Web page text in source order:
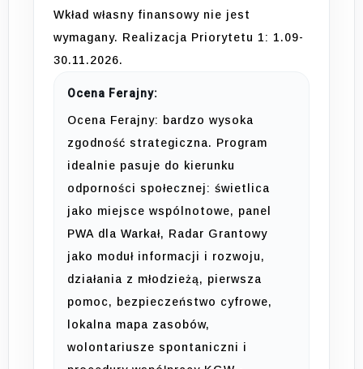
Wkład własny finansowy nie jest
wymagany. Realizacja Priorytetu 1: 1.09-
30.11.2026.
Ocena Ferajny:
Ocena Ferajny: bardzo wysoka
zgodność strategiczna. Program
idealnie pasuje do kierunku
odporności społecznej: świetlica
jako miejsce wspólnotowe, panel
PWA dla Warkał, Radar Grantowy
jako moduł informacji i rozwoju,
działania z młodzieżą, pierwsza
pomoc, bezpieczeństwo cyfrowe,
lokalna mapa zasobów,
wolontariusze spontaniczni i